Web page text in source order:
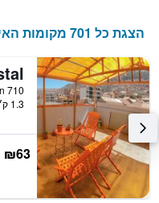
הצגת כל 701 מקומות האירוח
1.3 ק״מ ממרכז העיר
₪63